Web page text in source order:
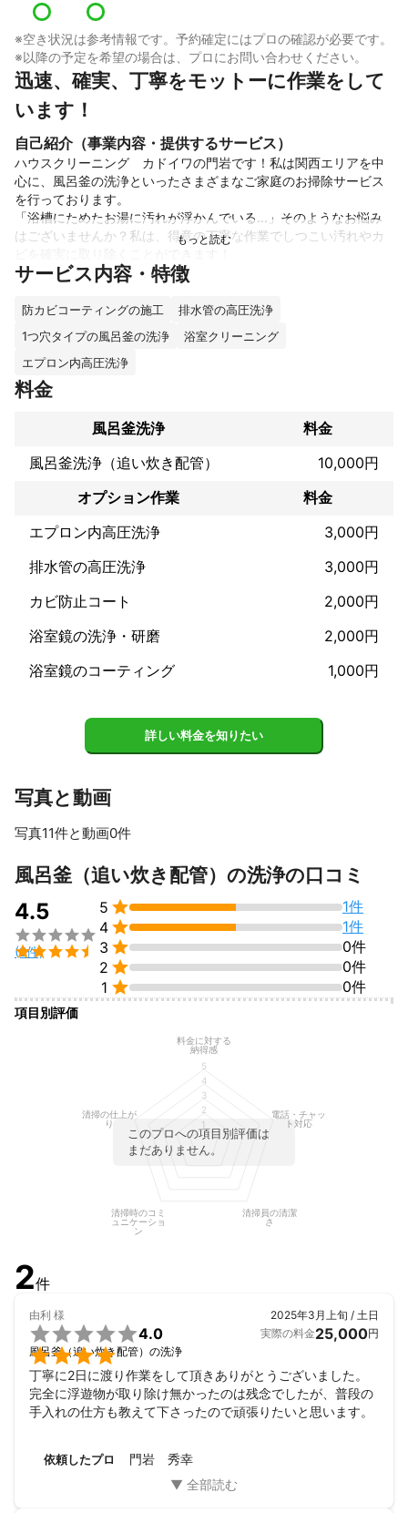
※空き状況は参考情報です。予約確定にはプロの確認が必要です。
※以降の予定を希望の場合は、プロにお問い合わせください。
迅速、確実、丁寧をモットーに作業をして
います！
自己紹介（事業内容・提供するサービス）
ハウスクリーニング　カドイワの門岩です！私は関西エリアを中
心に、風呂釜の洗浄といったさまざまなご家庭のお掃除サービス
を行っております。
「浴槽にためたお湯に汚れが浮かんでいる...」そのようなお悩み
はございませんか？私は、得意の丁寧な作業でしつこい汚れやカ
どんなご要望でも真面目に誠心誠意ご対応いたしますので、ご検
これまでの実績
除を5年以上担当させていただいてまいりました。お客様からは、
ミツモアの最高評価である星5をいただき、平均評価も4.9/5.0を
アピールポイント
ュニケーションには自信がございます！またどんな汚れでも真面
お掃除に関するお悩みがございましたらぜひご相談下さい。
サービス内容・特徴
防カビコーティングの施工
排水管の高圧洗浄
1つ穴タイプの風呂釜の洗浄
浴室クリーニング
エプロン内高圧洗浄
料金
風呂釜洗浄
料金
風呂釜洗浄（追い炊き配管）
10,000円
オプション作業
料金
エプロン内高圧洗浄
3,000円
排水管の高圧洗浄
3,000円
カビ防止コート
2,000円
浴室鏡の洗浄・研磨
2,000円
浴室鏡のコーティング
1,000円
詳しい料金を知りたい
写真と動画
写真11件と動画0件
すべて見る
風呂釜（追い炊き配管）の洗浄の口コミ
4.5


(2件)
5 
1件
4 
1件
3 
0件
2 
0件
1  0件
項目別評価
このプロへの項目別評価は
まだありません。
料金に対する
納得感
電話・チャッ
ト対応
清掃員の清潔
さ
清掃時のコミ
ュニケーショ
ン
清掃の仕上が
り
1
2
3
4
5
2件
由利 様


4.0
風呂釜（追い炊き配管）の洗浄
2025年3月上旬 / 土日
実際の料金25,000円
丁寧に2日に渡り作業をして頂きありがとうございました。
完全に浮遊物が取り除け無かったのは残念でしたが、普段の
手入れの仕方も教えて下さったので頑張りたいと思います。
依頼したプロ 門岩 秀幸